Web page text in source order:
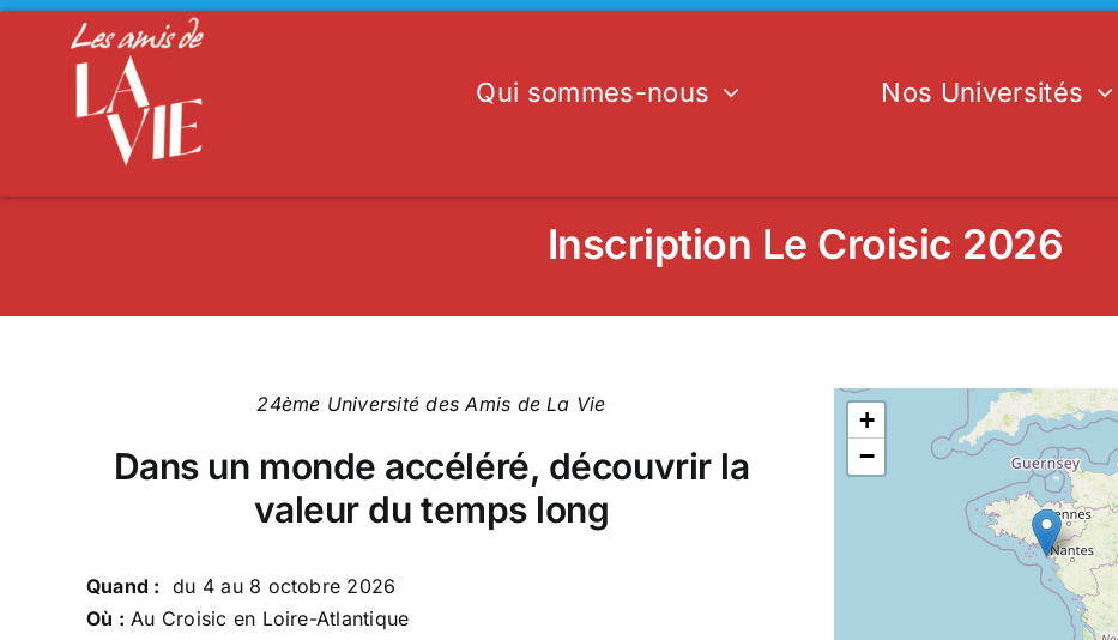
Passer
Qui sommes-nous Nos Universités
Inscription Le Croisic 2026
24ème Université des Amis de La Vie
Dans un monde accéléré, découvrir la
valeur du temps long
Quand : du 4 au 8 octobre 2026
Où : Au Croisic en Loire-Atlantique
+
−